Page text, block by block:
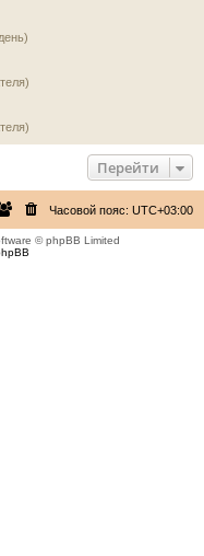
Перейти
Часовой пояс: UTC+03:00
© phpBB Limited